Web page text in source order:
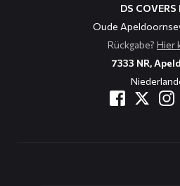
DS COVERS
Oude
Rückgabe? Hier
7333 NR,